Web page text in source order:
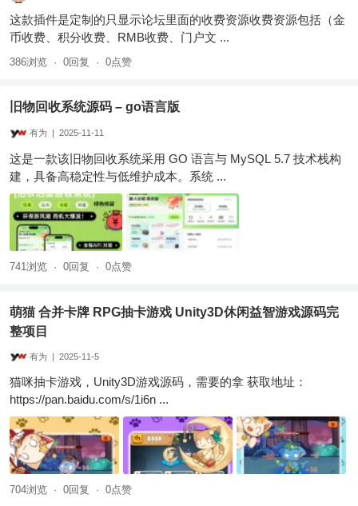
这款插件是定制的只显示论坛里面的收费资源收费资源包括（金
币收费、积分收费、RMB收费、门户文 ...
386浏览 · 0回复 · 0点赞
旧物回收系统源码 – go语言版
有为 2025-11-11
这是一款该旧物回收系统采用 GO 语言与 MySQL 5.7 技术栈构
建，具备高稳定性与低维护成本。系统 ...
741浏览 · 0回复 · 0点赞
萌猫 合并卡牌 RPG抽卡游戏 Unity3D休闲益智游戏源码完
整项目
有为 | 2025-11-5
猫咪抽卡游戏，Unity3D游戏源码，需要的拿 获取地址：
https://pan.baidu.com/s/1i6n ...
704浏览 · 0回复 · 0点赞